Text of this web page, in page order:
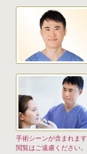
手術シーンが含まれま
閲覧はご遠慮ください。